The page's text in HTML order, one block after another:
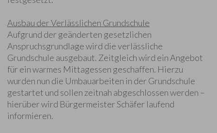
Ausbau der Verlässlichen Grundschule
Aufgrund der geänderten gesetzlichen
Anspruchsgrundlage wird die verlässliche
Grundschule ausgebaut. Zeitgleich wird ein Angebot
für ein warmes Mittagessen geschaffen. Hierzu
wurden nun die Umbauarbeiten in der Grundschule
gestartet und sollen zeitnah abgeschlossen werden –
hierüber wird Bürgermeister Schäfer laufend
informieren.